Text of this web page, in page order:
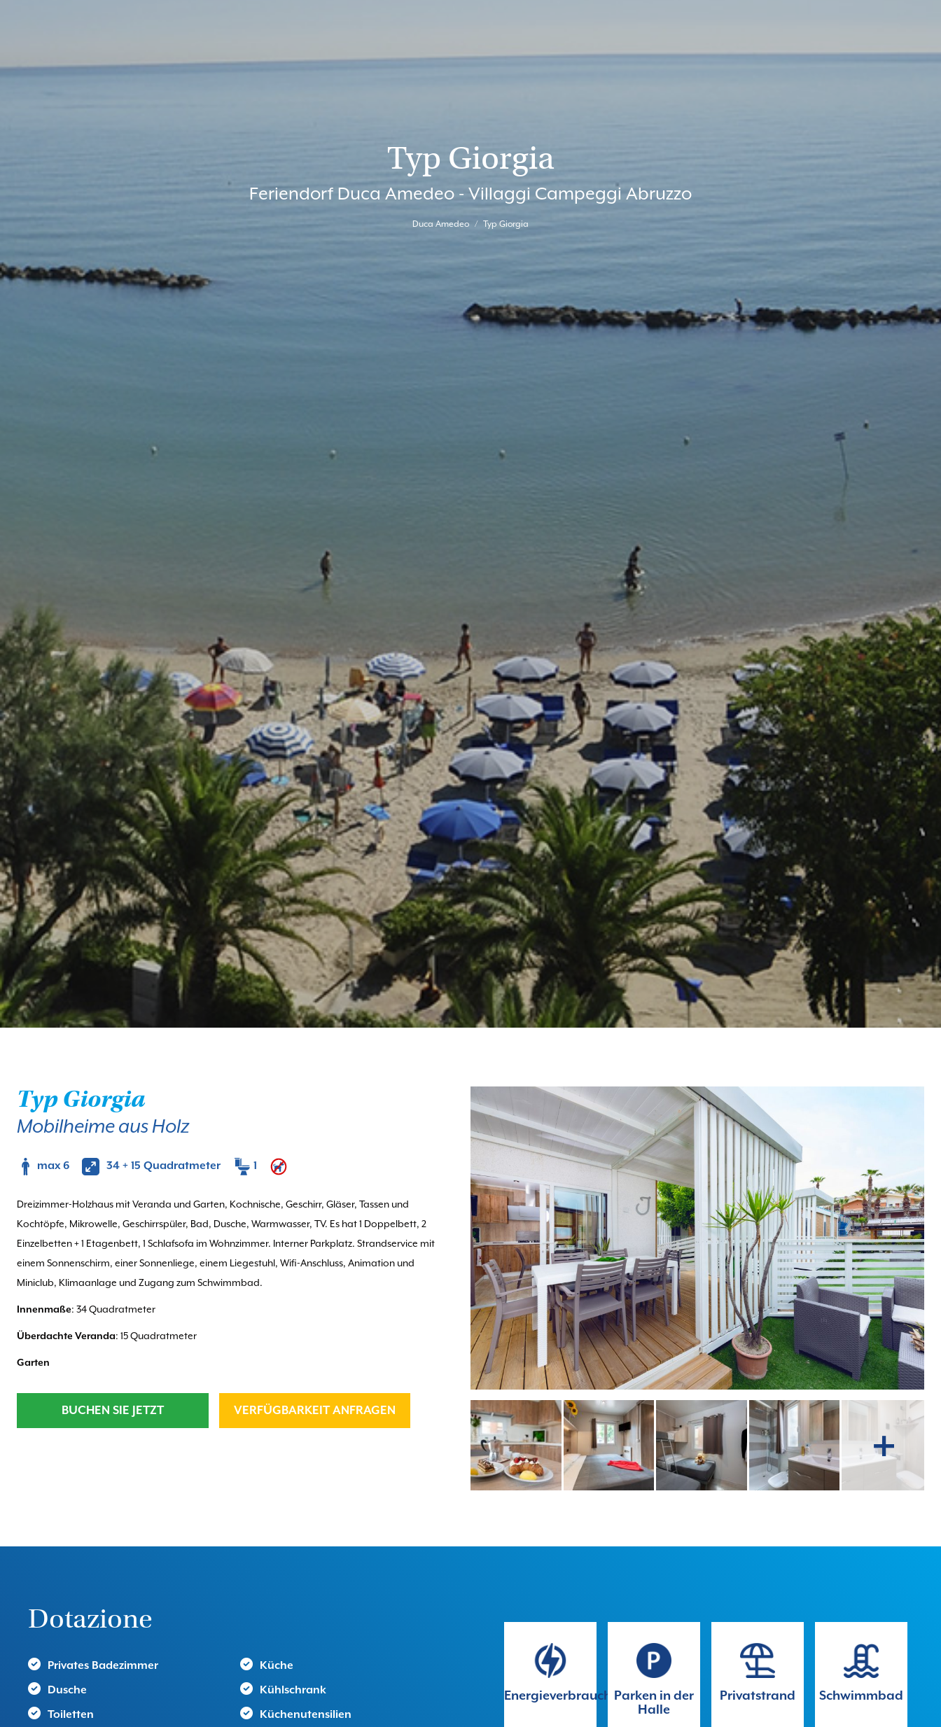
Typ Giorgia
Feriendorf Duca Amedeo - Villaggi Campeggi Abruzzo
Duca Amedeo Typ Giorgia
Typ Giorgia
Mobilheime aus Holz
max 6 34 + 15 Quadratmeter 1
Dreizimmer-Holzhaus mit Veranda und Garten, Kochnische, Geschirr, Gläser, Tassen und
Kochtöpfe, Mikrowelle, Geschirrspüler, Bad, Dusche, Warmwasser, TV. Es hat 1 Doppelbett, 2
Einzelbetten + 1 Etagenbett, 1 Schlafsofa im Wohnzimmer. Interner Parkplatz. Strandservice mit
einem Sonnenschirm, einer Sonnenliege, einem Liegestuhl, Wifi-Anschluss, Animation und
Miniclub, Klimaanlage und Zugang zum Schwimmbad.
Innenmaße: 34 Quadratmeter
Überdachte Veranda: 15 Quadratmeter
Garten
BUCHEN SIE JETZT VERFÜGBARKEIT ANFRAGEN
Dotazione
Privates Badezimmer
Dusche
Toiletten
Küche
Kühlschrank
Küchenutensilien
Energieverbrauch Parken in der
Halle
Privatstrand Schwimmbad